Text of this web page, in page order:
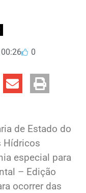
00:26 0
de Estado do
Hídricos
especial para
– Edição
ocorrer das